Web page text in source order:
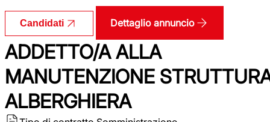
Candidati Dettaglio annuncio
ADDETTO/A ALLA
MANUTENZIONE
ALBERGHIERA